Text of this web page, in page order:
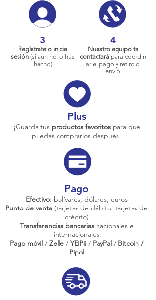
3
Regístrate o inicia
sesión (si aún no lo has
hecho)
4
Nuestro equipo te
contactarápara coordin
ar el pago y retiro o
envío
Plus
¡Guarda tus productos favoritos para que
puedas comprarlos después!
Pago
Efectivo: bolívares, dólares, euros
Punto de venta (tarjetas de débito, tarjetas de
crédito)
Transferencias bancariasnacionales e
internacionales
Pago móvil / Zelle / YEiPii / PayPal / Bitcoin /
Pipol